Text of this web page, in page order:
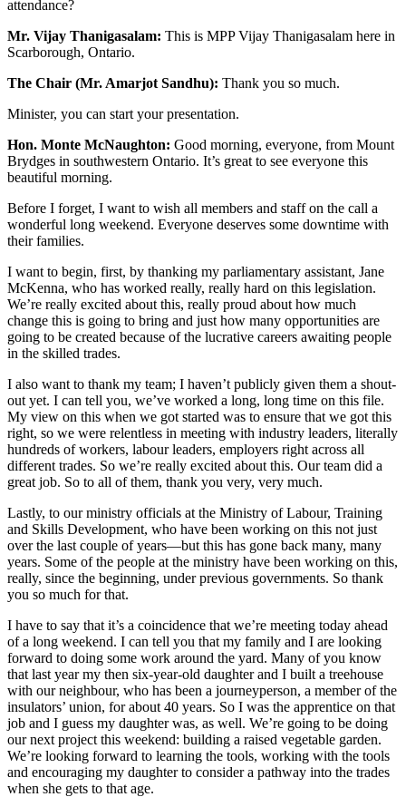
attendance?
Mr. Vijay Thanigasalam: This is MPP Vijay Thanigasalam here in
Scarborough, Ontario.
The Chair (Mr. Amarjot Sandhu): Thank you so much.
Minister, you can start your presentation.
Hon. Monte McNaughton: Good morning, everyone, from Mount
Brydges in southwestern Ontario. It’s great to see everyone this
beautiful morning.
Before I forget, I want to wish all members and staff on the call a
wonderful long weekend. Everyone deserves some downtime with
their families.
I want to begin, first, by thanking my parliamentary assistant, Jane
McKenna, who has worked really, really hard on this legislation.
We’re really excited about this, really proud about how much
change this is going to bring and just how many opportunities are
going to be created because of the lucrative careers awaiting people
in the skilled trades.
I also want to thank my team; I haven’t publicly given them a shout-
out yet. I can tell you, we’ve worked a long, long time on this file.
My view on this when we got started was to ensure that we got this
right, so we were relentless in meeting with industry leaders, literally
hundreds of workers, labour leaders, employers right across all
different trades. So we’re really excited about this. Our team did a
great job. So to all of them, thank you very, very much.
Lastly, to our ministry officials at the Ministry of Labour, Training
and Skills Development, who have been working on this not just
over the last couple of years—but this has gone back many, many
years. Some of the people at the ministry have been working on this,
really, since the beginning, under previous governments. So thank
you so much for that.
I have to say that it’s a coincidence that we’re meeting today ahead
of a long weekend. I can tell you that my family and I are looking
forward to doing some work around the yard. Many of you know
that last year my then six-year-old daughter and I built a treehouse
with our neighbour, who has been a journeyperson, a member of the
insulators’ union, for about 40 years. So I was the apprentice on that
job and I guess my daughter was, as well. We’re going to be doing
our next project this weekend: building a raised vegetable garden.
We’re looking forward to learning the tools, working with the tools
and encouraging my daughter to consider a pathway into the trades
when she gets to that age.